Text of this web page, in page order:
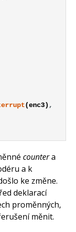
(enc3 ) ,
countera
a k
ke změne.
deklarací
proměnných,
měnit.